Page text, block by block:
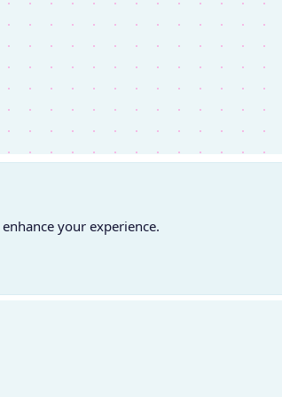
your experience.